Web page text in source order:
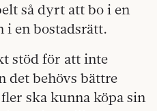
så dyrt att bo i en
i en bostadsrätt.
stöd för att inte
det behövs bättre
ska kunna köpa sin